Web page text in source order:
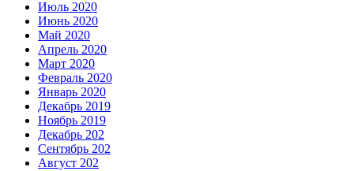
Июль 2020
Июнь 2020
Май 2020
Апрель 2020
Март 2020
Февраль 2020
Январь 2020
Декабрь 2019
Ноябрь 2019
Декабрь 202
Сентябрь 202
Август 202